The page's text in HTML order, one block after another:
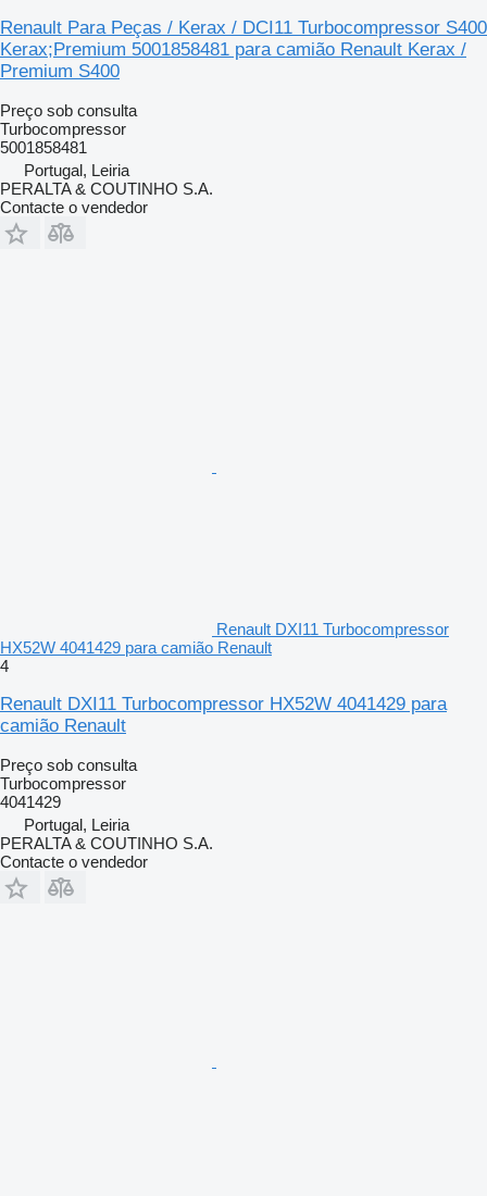
Renault Para Peças / Kerax / DCI11 Turbocompressor S400
Kerax;Premium 5001858481 para camião Renault Kerax /
Premium S400
Preço sob consulta
Turbocompressor
5001858481
Portugal, Leiria
PERALTA & COUTINHO S.A.
Contacte o vendedor
Renault DXI11 Turbocompressor
HX52W 4041429 para camião Renault
4
Renault DXI11 Turbocompressor HX52W 4041429 para
camião Renault
Preço sob consulta
Turbocompressor
4041429
Portugal, Leiria
PERALTA & COUTINHO S.A.
Contacte o vendedor